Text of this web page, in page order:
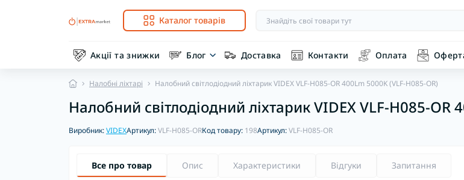
Каталог товарів
Акції та знижки Блог Доставка Контакти Оплата
Налобні ліхтарі Налобний світлодіодний ліхтарик VIDEX VLF-H085-OR 400Lm 5000K (VLF-H085-OR)
Налобний світлодіодний ліхтарик VIDEX VLF-H085-OR
Виробник:VIDEXАртикул:VLF-H085-ORКод товару: 198Артикул:VLF-H085-OR
Все про товар Опис Характеристики Відгуки Запитання